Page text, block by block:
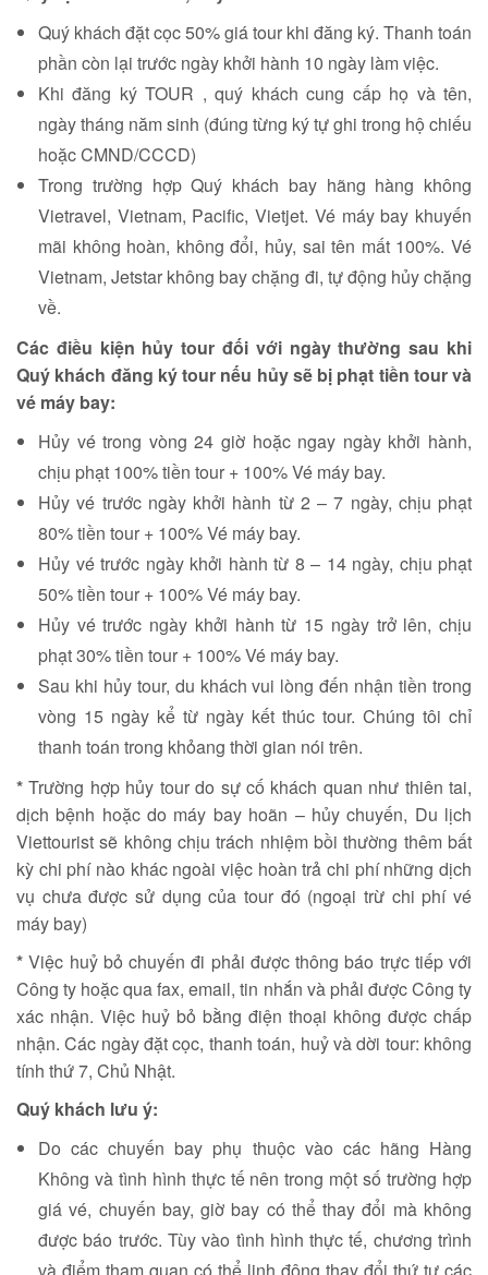
Quý khách đặt cọc 50% giá tour khi đăng ký. Thanh toán
phần còn lại trước ngày khởi hành 10 ngày làm việc.
Khi đăng ký TOUR , quý khách cung cấp họ và tên,
ngày tháng năm sinh (đúng từng ký tự ghi trong hộ chiếu
hoặc CMND/CCCD)
Trong trường hợp Quý khách bay hãng hàng không
Vietravel, Vietnam, Pacific, Vietjet. Vé máy bay khuyến
mãi không hoàn, không đổi, hủy, sai tên mất 100%. Vé
Vietnam, Jetstar không bay chặng đi, tự động hủy chặng
về.
Các điều kiện hủy tour đối với ngày thườngsau khi
Quý khách đăng ký tour nếu hủy sẽ bị phạt tiền tour và
vé máy bay:
Hủy vé trong vòng 24 giờ hoặc ngay ngày khởi hành,
chịu phạt 100% tiền tour + 100% Vé máy bay.
Hủy vé trước ngày khởi hành từ 2 – 7 ngày, chịu phạt
80% tiền tour + 100% Vé máy bay.
Hủy vé trước ngày khởi hành từ 8 – 14 ngày, chịu phạt
50% tiền tour + 100% Vé máy bay.
Hủy vé trước ngày khởi hành từ 15 ngày trở lên, chịu
phạt 30% tiền tour + 100% Vé máy bay.
Sau khi hủy tour, du khách vui lòng đến nhận tiền trong
vòng 15 ngày kể từ ngày kết thúc tour. Chúng tôi chỉ
thanh toán trong khỏang thời gian nói trên.
*Trường hợp hủy tour do sự cố khách quan như thiên tai,
dịch bệnh hoặc do máy bay hoãn – hủy chuyến, Du lịch
Viettourist sẽ không chịu trách nhiệm bồi thường thêm bất
kỳ chi phí nào khác ngoài việc hoàn trả chi phí những dịch
vụ chưa được sử dụng của tour đó (ngoại trừ chi phí vé
máy bay)
*Việc huỷ bỏ chuyến đi phải được thông báo trực tiếp với
Công ty hoặc qua fax, email, tin nhắn và phải được Công ty
xác nhận. Việc huỷ bỏ bằng điện thoại không được chấp
nhận. Các ngày đặt cọc, thanh toán, huỷ và dời tour: không
tính thứ 7, Chủ Nhật.
Quý khách lưu ý:
Do các chuyến bay phụ thuộc vào các hãng Hàng
Không và tình hình thực tế nên trong một số trường hợp
giá vé, chuyến bay, giờ bay có thể thay đổi mà không
được báo trước. Tùy vào tình hình thực tế, chương trình